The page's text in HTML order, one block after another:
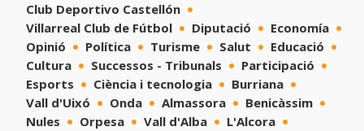
Club Deportivo Castellón
Villarreal Club de Fútbol
Diputació
Economía
Opinió
Política Turisme Salut
Educació
Cultura
Successos - Tribunals
Participació
Esports
Ciència i tecnologia
Burriana
Vall d'Uixó
Onda Almassora
Benicàssim
Nules
Orpesa Vall d'Alba
L'Alcora